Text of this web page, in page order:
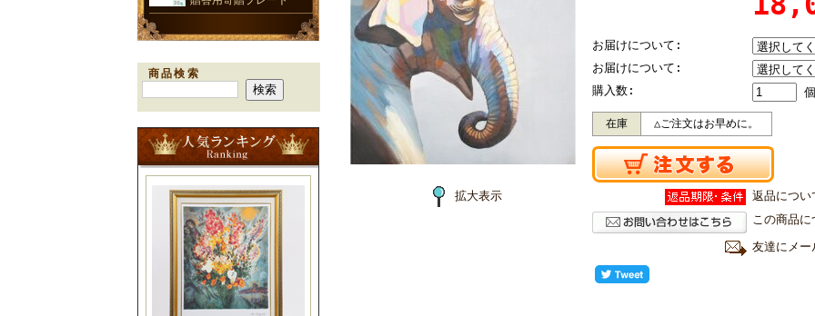
商品検索
拡大表示
お届けについて:
お届けについて:
購入数:
個
在庫 △ご注文はお早めに。
返品につい
この商品
友達にメー